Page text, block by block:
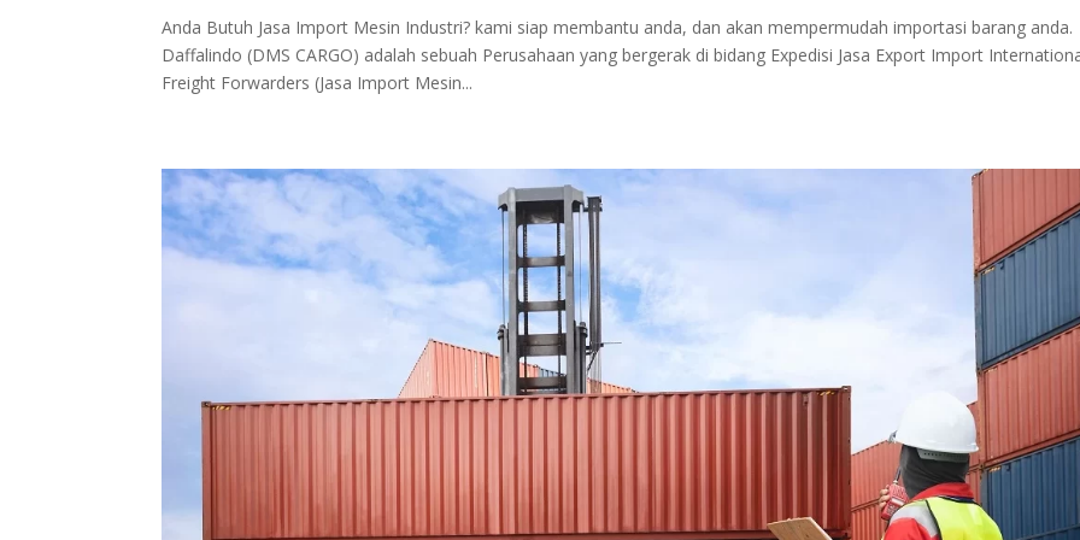
Anda Butuh Jasa Import Mesin Industri? kami siap membantu anda, dan akan mempermudah importasi barang anda.
Daffalindo (DMS CARGO) adalah sebuah Perusahaan yang bergerak di bidang Expedisi Jasa Export Import
Freight Forwarders (Jasa Import Mesin...